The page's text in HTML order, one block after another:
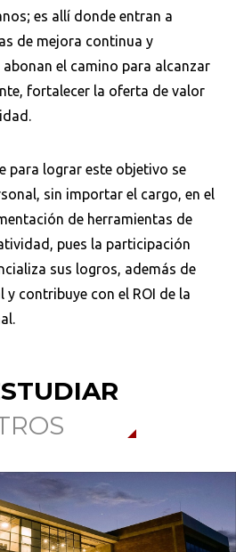
es allí donde entran a
de mejora continua y
el camino para alcanzar
fortalecer la oferta de valor
para lograr este objetivo se
sin importar el cargo, en el
de herramientas de
pues la participación
sus logros, además de
contribuye con el ROI de la